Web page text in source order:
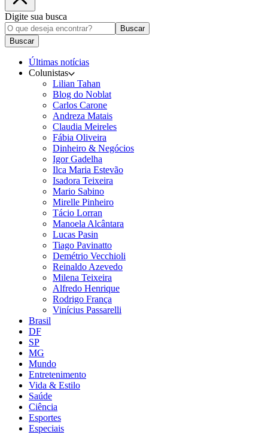
Digite sua busca
Buscar
Buscar
Últimas notícias
Colunistas
Lilian Tahan
Blog do Noblat
Carlos Carone
Andreza Matais
Claudia Meireles
Fábia Oliveira
Dinheiro & Negócios
Igor Gadelha
Ilca Maria Estevão
Isadora Teixeira
Mario Sabino
Mirelle Pinheiro
Tácio Lorran
Manoela Alcântara
Lucas Pasin
Tiago Pavinatto
Demétrio Vecchioli
Reinaldo Azevedo
Milena Teixeira
Alfredo Henrique
Rodrigo França
Vinícius Passarelli
Brasil
DF
SP
MG
Mundo
Entretenimento
Vida & Estilo
Saúde
Ciência
Esportes
Especiais